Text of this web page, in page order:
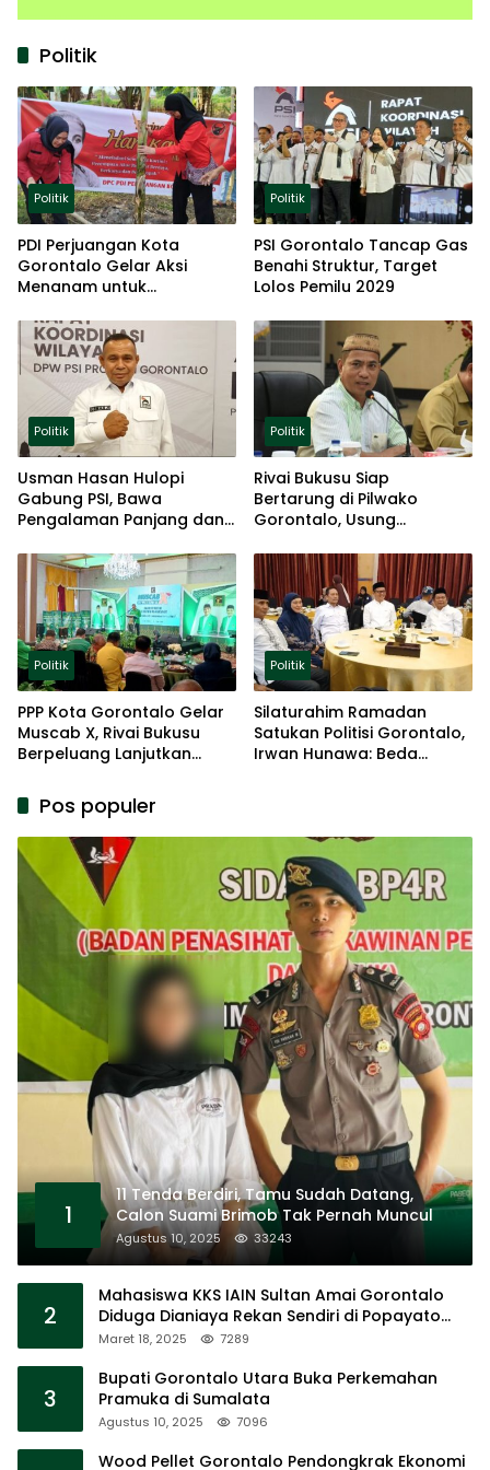
Politik
Politik
PDI Perjuangan Kota
Gorontalo Gelar Aksi
Menanam untuk
Politik
PSI Gorontalo Tancap Gas
Benahi Struktur, Target
Lolos Pemilu 2029
Politik
Usman Hasan Hulopi
Gabung PSI, Bawa
Pengalaman Panjang dan
Politik
Rivai Bukusu Siap
Bertarung di Pilwako
Gorontalo, Usung
Politik
Politik
PPP Kota Gorontalo Gelar
Muscab X, Rivai Bukusu
Berpeluang Lanjutkan
Politik
Silaturahim Ramadan
Satukan Politisi Gorontalo,
Irwan Hunawa: Beda
Pos populer
1
11 Tenda Berdiri, Tamu Sudah Datang,
Calon Suami Brimob Tak Pernah Muncul
Agustus 10, 2025 33243
2
Mahasiswa KKS IAIN Sultan Amai Gorontalo
Diduga Dianiaya Rekan Sendiri di Popayato
Barat
Maret 18, 2025 7289
3
Bupati Gorontalo Utara Buka Perkemahan
Pramuka di Sumalata
Agustus 10, 2025 7096
Wood Pellet Gorontalo Pendongkrak Ekonomi